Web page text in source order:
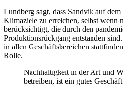
Lundberg sagt, dass Sandvik auf dem
Klimaziele zu erreichen, selbst wenn
berücksichtigt, die durch den
Produktionsrückgang entstanden
in allen Geschäftsbereichen
Rolle.
Nachhaltigkeit in der Art und
betreiben, ist ein gutes Geschäft.